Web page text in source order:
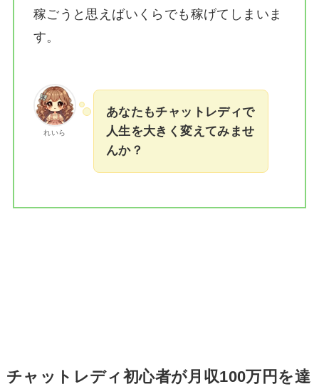
稼ごうと思えばいくらでも稼げてしまいま
す。
れいら
あなたもチャットレディで
人生を大きく変えてみませ
んか？
チャットレディ初心者が月収100万円を達